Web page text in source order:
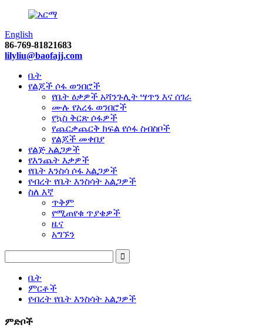
English
86-769-81821683
lilyliu@baofajj.com
ቤት
የልጆች ሶፋ ወንበሮች
የቤት ዕቃዎች አሻንጉሊት ሣጥን እና ሰገራ
ሙሉ የአረፋ ወንበሮች
የኳስ ቅርጽ ሶፋዎች
የጨርቃጨርቅ ክፍል የሶፋ ስብስቦች
የልጆች መቀበያ
የልጅ አልጋዎች
የእንጨት እቃዎች
የቤት እንስሳ ሶፋ አልጋዎች
የብረት የቤት እንስሳት አልጋዎች
ስለ እኛ
ጥቅም
የሚጠየቁ ጥያቄዎች
ዜና
አግኙን
ቤት
ምርቶች
የብረት የቤት እንስሳት አልጋዎች
ምድቦች